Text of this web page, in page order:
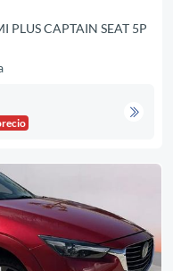
PLUS CAPTAIN SEAT 5P